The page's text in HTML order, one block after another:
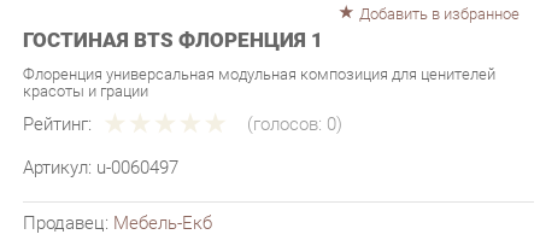
Флоренция универсальная модульная композиция для ценителей
Рейтинг:
Артикул: u-0060497
Производитель:Bts